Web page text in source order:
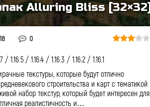
Alluring Bliss [32×32]
0
/ 1.16.5 / 1.16.4 / 1.16.3 / 1.16.2 / 1.16.1
текстуры, которые будут отлично
строительства и карт с тематикой
набор текстур, который будет интересен для
реалистичность и…